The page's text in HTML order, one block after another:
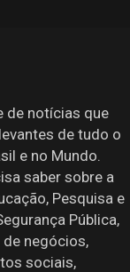
de notícias que
de tudo o
e no Mundo.
saber sobre a
Pesquisa e
Pública,
negócios,
sociais,